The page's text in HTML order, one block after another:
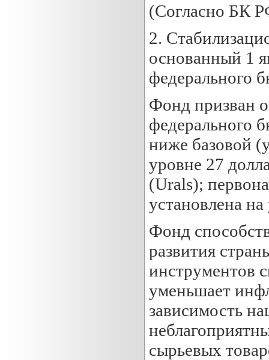
(Согласно БК
2.
основанный 1
федерального
Фонд призван
федерального
ниже базовой
уровне 27
(Urals);
установлена
Фонд
развития
инструментов
уменьшает
зависимость
сырьевых